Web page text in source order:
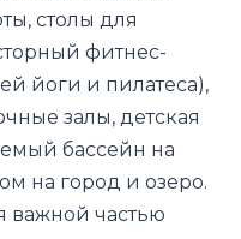
столы для
фитнес-
йоги и пилатеса),
залы, детская
бассейн на
на город и озеро.
важной частью